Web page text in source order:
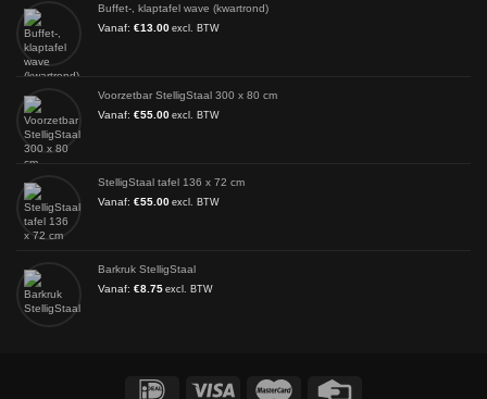
Buffet-, klaptafel wave (kwartrond)
Vanaf: €13.00 excl. BTW
Voorzetbar StelligStaal 300 x 80 cm
Vanaf: €55.00 excl. BTW
StelligStaal tafel 136 x 72 cm
Vanaf: €55.00 excl. BTW
Barkruk StelligStaal
Vanaf: €8.75 excl. BTW